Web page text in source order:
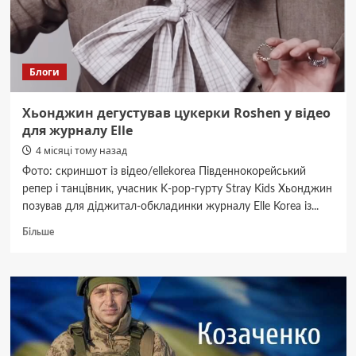
Блоги
Хьонджин дегустував цукерки Roshen у відео
для журналу Elle
4 місяці тому назад
Фото: скриншот із відео/ellekorea Південнокорейський
репер і танцівник, учасник K-pop-гурту Stray Kids Хьонджин
позував для діджитал-обкладинки журналу Elle Korea із...
БільшеДокладніше
дегустував
цукерки
Roshen
відео
для